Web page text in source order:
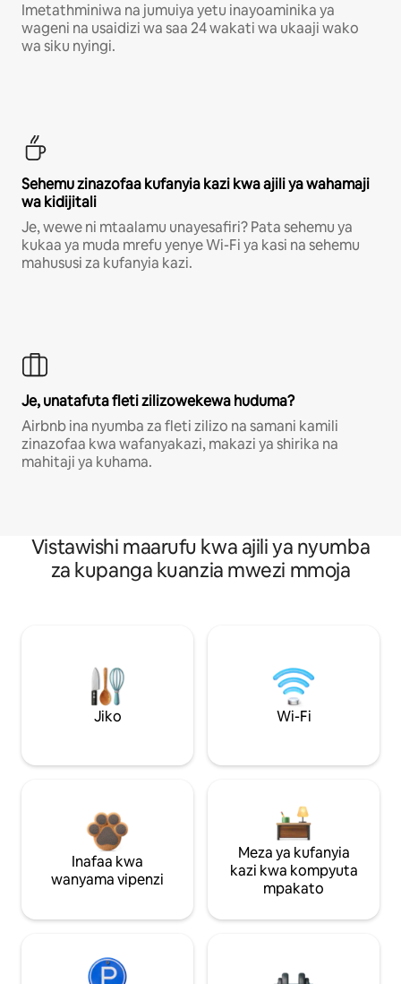
Imetathminiwa na jumuiya yetu inayoaminika ya
wageni na usaidizi wa saa 24 wakati wa ukaaji wako
wa siku nyingi.
Sehemu zinazofaa kufanyia kazi kwa ajili ya wahamaji
wa kidijitali
Je, wewe ni mtaalamu unayesafiri? Pata sehemu ya
kukaa ya muda mrefu yenye Wi-Fi ya kasi na sehemu
mahususi za kufanyia kazi.
Je, unatafuta fleti zilizowekewa huduma?
Airbnb ina nyumba za fleti zilizo na samani kamili
zinazofaa kwa wafanyakazi, makazi ya shirika na
mahitaji ya kuhama.
Vistawishi maarufu kwa ajili ya nyumba
za kupanga kuanzia mwezi mmoja
Jiko Wi-Fi
Inafaa kwa
wanyama vipenzi
Meza ya kufanyia
kazi kwa kompyuta
mpakato